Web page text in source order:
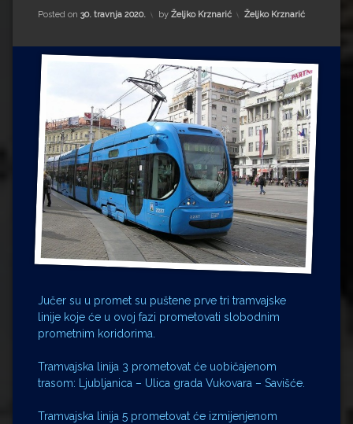
Matea Andrić
Ljiljana Lekanić-Kljaić
Željko Krznarić
Mario Lovreković
Miroslav Šantek
Posted on 30. travnja 2020. by Željko Krznarić Kategorije:
Željko Krznarić
Jučer su u promet su puštene prve tri tramvajske
linije koje će u ovoj fazi prometovati slobodnim
prometnim koridorima.
Tramvajska linija 3 prometovat će uobičajenom
trasom: Ljubljanica – Ulica grada Vukovara – Savišće.
Tramvajska linija 5 prometovat će izmijenjenom